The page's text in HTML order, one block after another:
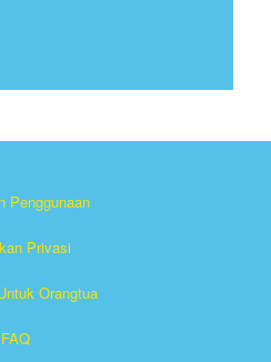
Penggunaan
Privasi
Orangtua
FAQ